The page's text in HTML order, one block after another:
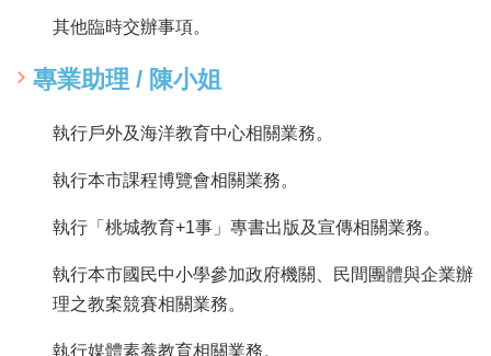
其他臨時交辦事項。
專業助理 / 陳小姐
執行戶外及海洋教育中心相關業務。
執行本市課程博覽會相關業務。
執行「桃城教育+1事」專書出版及宣傳相關業務。
執行本市國民中小學參加政府機關、民間團體與企業辦
理之教案競賽相關業務。
執行媒體素養教育相關業務。